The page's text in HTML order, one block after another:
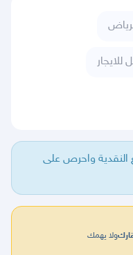
للايجار
النقدية واحرص على
ولا يهمك